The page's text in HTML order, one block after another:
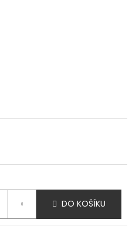
DO KOŠÍKU